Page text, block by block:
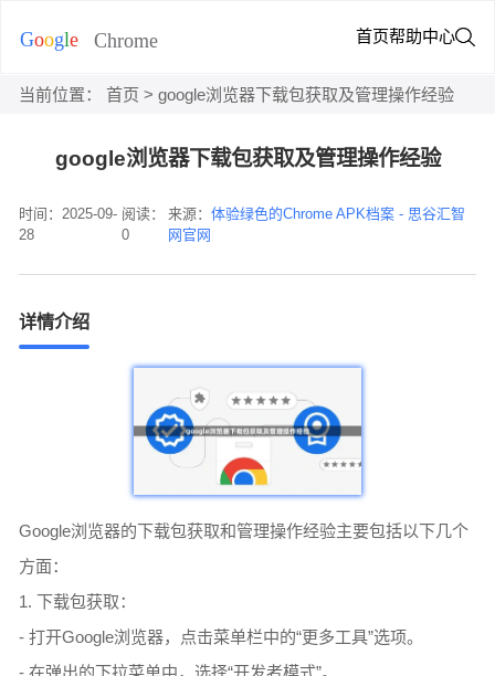
首页帮助中心
当前位置： 首页 > google浏览器下载包获取及管理操作经验
google浏览器下载包获取及管理操作经验
时间：2025-09-
28
阅读：
0
来源：体验绿色的Chrome APK档案 - 思谷汇智
网官网
详情介绍
Google浏览器的下载包获取和管理操作经验主要包括以下几个
方面：
1. 下载包获取：
- 打开Google浏览器，点击菜单栏中的“更多工具”选项。